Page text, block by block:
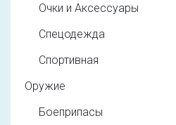
Очки и Аксессуары
Спецодежда
Спортивная
Оружие
Боеприпасы